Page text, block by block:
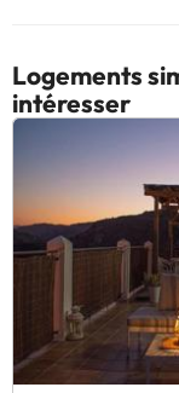
Logements
intéresser